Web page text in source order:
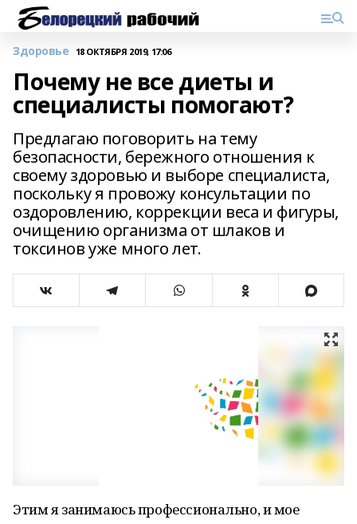
Здоровье 18 ОКТЯБРЯ 2019, 17:06
Почему не все диеты и
специалисты помогают?
Предлагаю поговорить на тему
безопасности, бережного отношения к
своему здоровью и выборе специалиста,
поскольку я провожу консультации по
оздоровлению, коррекции веса и фигуры,
очищению организма от шлаков и
токсинов уже много лет.
Этим я занимаюсь профессионально, и мое